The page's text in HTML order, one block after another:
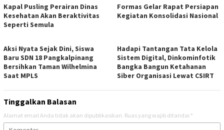
Kapal Pusling Perairan Dinas
Kesehatan Akan Beraktivitas
Seperti Semula
Formas Gelar Rapat Persiapan
Kegiatan Konsolidasi Nasional
Aksi Nyata Sejak Dini, Siswa
Baru SDN 18 Pangkalpinang
Bersihkan Taman Wilhelmina
Saat MPLS
Hadapi Tantangan Tata Kelola
Sistem Digital, Dinkominfotik
Bangka Bangun Ketahanan
Siber Organisasi Lewat CSIRT
Tinggalkan Balasan
Alamat email Anda tidak akan dipublikasikan. Ruas yang wajib ditandai *